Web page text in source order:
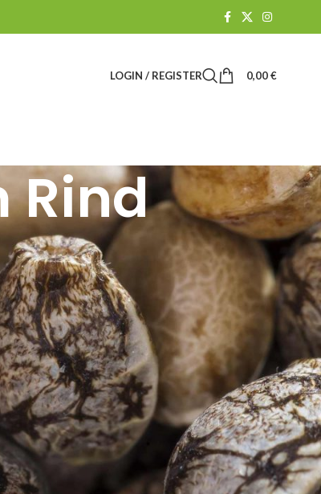
LOGIN / REGISTER 0,00€
Suchen
SUCHEN
BLOG-KATEGORIEN
Blog
Cannabis A-Z
Cannabis als Medizin
Cannabis-Kosmetik & Spa
Cannabisrezepte
Dips und Saucen
Fragen und Antworten